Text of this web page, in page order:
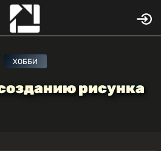
ХОББИ
рисунка